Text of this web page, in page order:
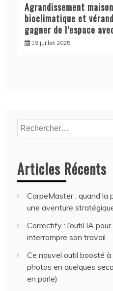
Agrandissement
bioclimatique et
gagner de l’espace
19 juillet 2025
Rechercher :
Articles Récents
CarpeMaster : quand la
une aventure
Correctify : l’outil IA
interrompre son travail
Ce nouvel outil boosté
photos en quelques
en parle)